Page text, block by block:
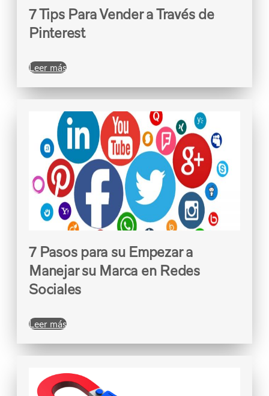
7 Tips Para Vender a Través de
Pinterest
Leer más
7 Pasos para su Empezar a
Manejar su Marca en Redes
Sociales
Leer más